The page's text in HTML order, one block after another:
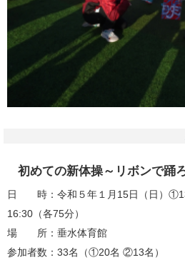
初めての新体操～リボンで踊
日 時：令和５年１月15日（日）
16:30（各75分）
場 所：垂水体育館
参加者数：33名（①20名 ②13名）